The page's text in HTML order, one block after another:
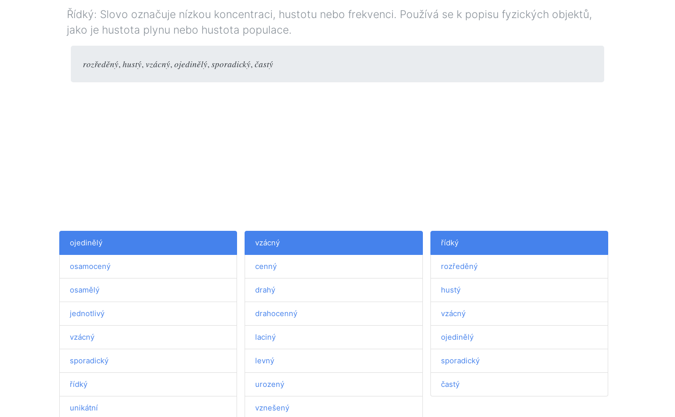
Řídký: Slovo označuje nízkou koncentraci, hustotu nebo frekvenci. Používá se k popisu fyzických objektů,
jako je hustota plynu nebo hustota populace.
rozředěný, hustý, vzácný, ojedinělý, sporadický, častý
ojedinělý
osamocený
osamělý
jednotlivý
vzácný
sporadický
řídký
unikátní
vzácný
cenný
drahý
drahocenný
laciný
levný
urozený
vznešený
řídký
rozředěný
hustý
vzácný
ojedinělý
sporadický
častý